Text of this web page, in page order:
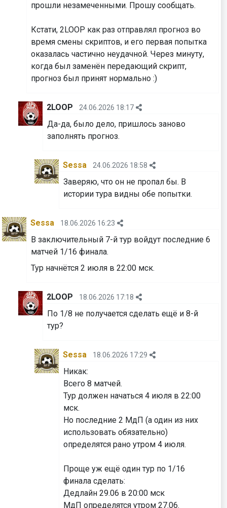
прошли незамеченными. Прошу сообщать.
⁠⁠⁠⁠⁠⁠⁠Кстати, 2LOOP как раз отправлял прогноз во
время смены скриптов, и его первая попытка
оказалась частично неудачной. Через минуту,
когда был заменён передающий скрипт,
прогноз был принят нормально :)
2LOOP 24.06.2026 18:17
Да-да, было дело, пришлось заново
заполнять прогноз.
Sessa 24.06.2026 18:58
Заверяю, что он не пропал бы. В
истории тура видны обе попытки.
Sessa 18.06.2026 16:23
В заключительный 7-й тур войдут последние 6
матчей 1/16 финала.
Тур начнётся 2 июля в 22:00 мск.
2LOOP 18.06.2026 17:18
По 1/8 не получается сделать ещё и 8-й
тур?
Sessa 18.06.2026 17:29
Никак:
Всего 8 матчей.
Тур должен начаться 4 июля в 22:00
мск.
Но последние 2 МдП (а один из них
использовать обязательно)
определятся рано утром 4 июля.
Проще уж ещё один тур по 1/16
финала сделать:
Дедлайн 29.06 в 20:00 мск
МдП определятся утром 27.06.